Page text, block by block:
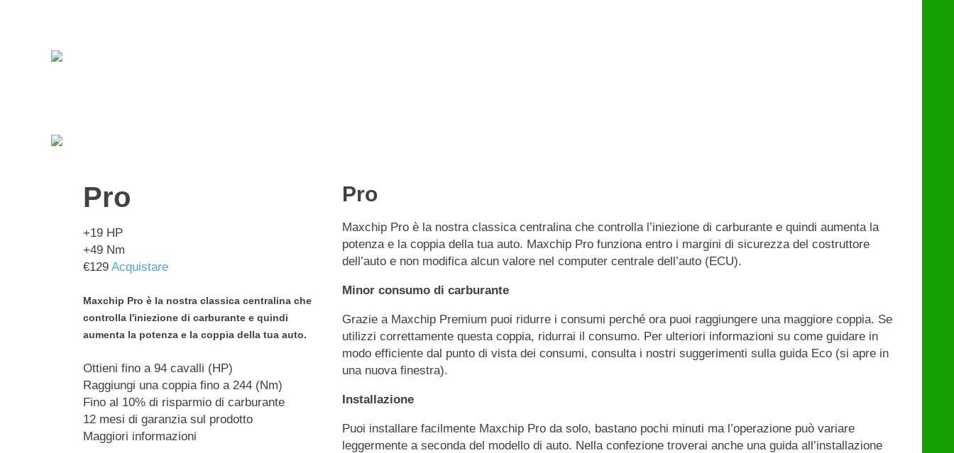
Pro
+19 HP
+49 Nm
€129 Acquistare
Maxchip Pro è la nostra classica centralina che
controlla l'iniezione di carburante e quindi
aumenta la potenza e la coppia della tua auto.
Ottieni fino a 94 cavalli (HP)
Raggiungi una coppia fino a 244 (Nm)
Fino al 10% di risparmio di carburante
12 mesi di garanzia sul prodotto
Maggiori informazioni
Pro
Maxchip Pro è la nostra classica centralina che controlla l’iniezione di carburante e quindi aumenta la
potenza e la coppia della tua auto. Maxchip Pro funziona entro i margini di sicurezza del costruttore
dell’auto e non modifica alcun valore nel computer centrale dell’auto (ECU).
Minor consumo di carburante
Grazie a Maxchip Premium puoi ridurre i consumi perché ora puoi raggiungere una maggiore coppia. Se
utilizzi correttamente questa coppia, ridurrai il consumo. Per ulteriori informazioni su come guidare in
modo efficiente dal punto di vista dei consumi, consulta i nostri suggerimenti sulla guida Eco (si apre in
una nuova finestra).
Installazione
Puoi installare facilmente Maxchip Pro da solo, bastano pochi minuti ma l’operazione può variare
leggermente a seconda del modello di auto. Nella confezione troverai anche una guida all’installazione